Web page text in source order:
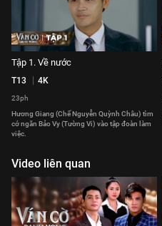
Tập 1. Về nước
T13 4K
23ph
Hương Giang (Chế Nguyễn Quỳnh Châu) tìm
cớ ngăn Bảo Vy (Tường Vi) vào tập đoàn làm
việc.
Video liên quan